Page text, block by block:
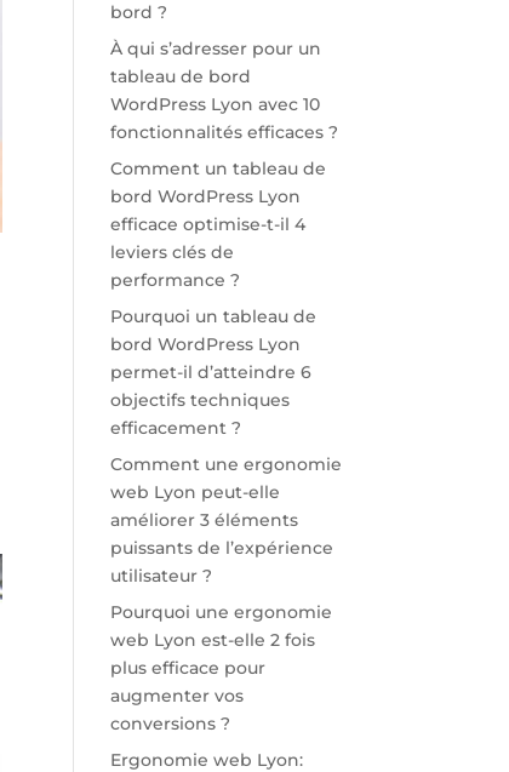
bord ?
À qui s’adresser pour un
tableau de bord
WordPress Lyon avec 10
fonctionnalités efficaces ?
Comment un tableau de
bord WordPress Lyon
efficace optimise-t-il 4
leviers clés de
performance ?
Pourquoi un tableau de
bord WordPress Lyon
permet-il d’atteindre 6
objectifs techniques
efficacement ?
Comment une ergonomie
web Lyon peut-elle
améliorer 3 éléments
puissants de l’expérience
utilisateur ?
Pourquoi une ergonomie
web Lyon est-elle 2 fois
plus efficace pour
augmenter vos
conversions ?
Ergonomie web Lyon: